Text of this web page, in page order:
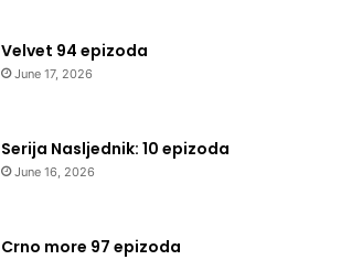
Velvet 94 epizoda
June 17, 2026
Serija Nasljednik: 10 epizoda
June 16, 2026
Crno more 97 epizoda